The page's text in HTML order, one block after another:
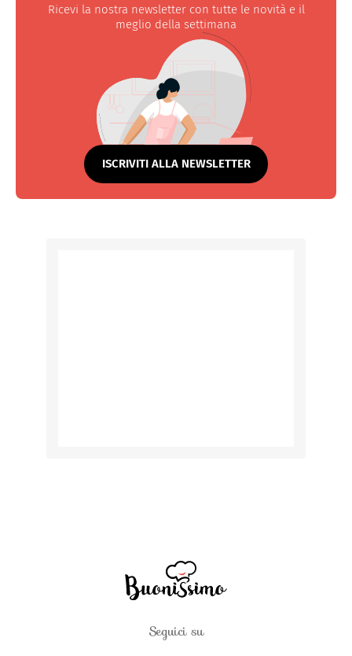
Ricevi la nostra newsletter con tutte le novità e il
meglio della settimana
ISCRIVITI ALLA NEWSLETTER
Seguici su